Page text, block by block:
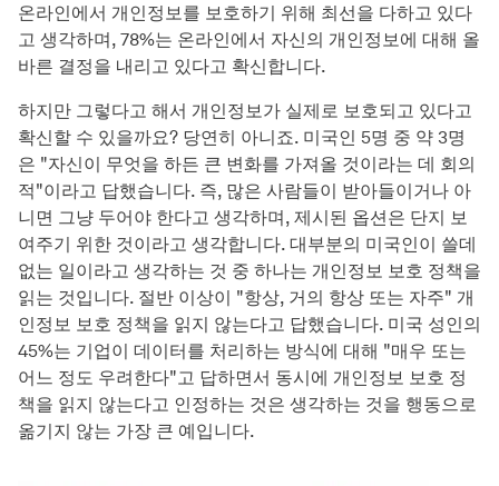
온라인에서 개인정보를 보호하기 위해 최선을 다하고 있다
고 생각하며, 78%는 온라인에서 자신의 개인정보에 대해 올
바른 결정을 내리고 있다고 확신합니다.
하지만 그렇다고 해서 개인정보가 실제로 보호되고 있다고
확신할 수 있을까요? 당연히 아니죠. 미국인 5명 중 약 3명
은 "자신이 무엇을 하든 큰 변화를 가져올 것이라는 데 회의
적"이라고 답했습니다. 즉, 많은 사람들이 받아들이거나 아
니면 그냥 두어야 한다고 생각하며, 제시된 옵션은 단지 보
여주기 위한 것이라고 생각합니다. 대부분의 미국인이 쓸데
없는 일이라고 생각하는 것 중 하나는 개인정보 보호 정책을
읽는 것입니다. 절반 이상이 "항상, 거의 항상 또는 자주" 개
인정보 보호 정책을 읽지 않는다고 답했습니다. 미국 성인의
45%는 기업이 데이터를 처리하는 방식에 대해 "매우 또는
어느 정도 우려한다"고 답하면서 동시에 개인정보 보호 정
책을 읽지 않는다고 인정하는 것은 생각하는 것을 행동으로
옮기지 않는 가장 큰 예입니다.